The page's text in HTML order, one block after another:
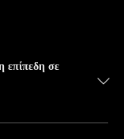
επίπεδη σε